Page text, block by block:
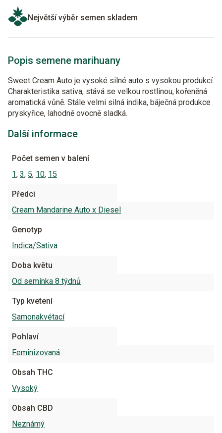
Největší výběr semen skladem
Popis semene marihuany
Sweet Cream Auto je vysoké silné auto s vysokou produkcí.
Charakteristika sativa, stává se velkou rostlinou, kořeněná
aromatická vůně. Stále velmi silná indika, báječná produkce
pryskyřice, lahodně ovocně sladká.
Další informace
Počet semen v balení
1, 3, 5, 10, 15
Předci
Cream Mandarine Auto x Diesel
Genotyp
Indica/Sativa
Doba květu
Od semínka 8 týdnů
Typ kvetení
Samonakvétací
Pohlaví
Feminizovaná
Obsah THC
Vysoký
Obsah CBD
Neznámý